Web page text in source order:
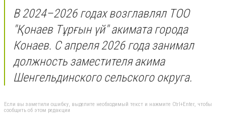
В 2024–2026 годах возглавлял ТОО
"Қонаев Тұрғын үй" акимата города
Конаев. С апреля 2026 года занимал
должность заместителя акима
Шенгельдинского сельского округа.
Если вы заметили ошибку, выделите необходимый текст и нажмите Ctrl+Enter, чтобы
сообщить об этом редакции